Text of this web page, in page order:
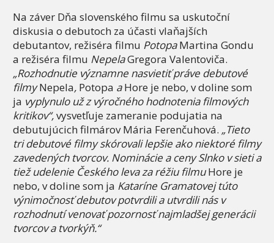
Na záver Dňa slovenského filmu sa uskutoční
diskusia o debutoch za účasti vlaňajších
debutantov, režiséra filmu PotopaMartina Gondu
a režiséra filmu NepelaGregora Valentoviča.
„Rozhodnutie významne nasvietiť práve debutové
filmyNepela, Potopa aHore je nebo, v doline som
ja vyplynulo už z výročného hodnotenia filmových
kritikov“,vysvetľuje zameranie podujatia na
debutujúcich filmárov Mária Ferenčuhová. „Tieto
tri debutové filmy skórovali lepšie ako niektoré filmy
zavedených tvorcov. Nominácie a ceny Slnko v sieti a
tiež udelenie Českého leva za réžiu filmuHore je
nebo, v doline som ja Kataríne Gramatovej túto
výnimočnosť debutov potvrdili a utvrdili nás v
rozhodnutí venovať pozornosť najmladšej generácii
tvorcov a tvorkýň.“